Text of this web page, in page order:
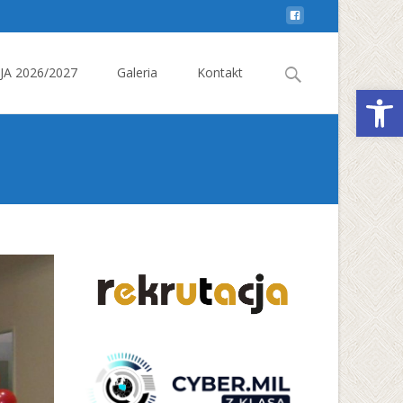
2026/2027 Galeria Kontakt
Search